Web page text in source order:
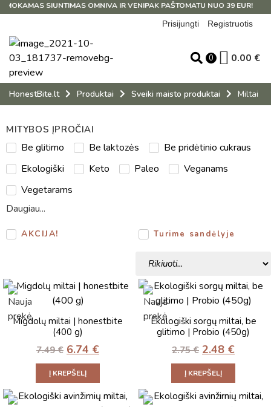
SIUNTIMAS OMNIVA IR VENIPAK PAŠTOMATU NUO 39 EUR!
Prisijungti
Registruotis
0 0.00 €
HonestBite.lt Produktai Sveiki maisto produktai Miltai
MITYBOS ĮPROČIAI
Be glitimo Be laktozės
Be pridėtinio cukraus
Ekologiški
Keto Paleo
Veganams
Vegetarams
Daugiau...
AKCIJA! Turime sandėlyje
Migdolų miltai | honestbite
(400 g)
7.49€ 6.74 €
Į KREPŠELĮ
Ekologiški sorgų miltai, be
glitimo | Probio (450g)
2.75€ 2.48 €
Į KREPŠELĮ